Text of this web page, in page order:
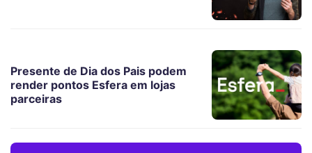
Presente de Dia dos Pais podem
render pontos Esfera em lojas
parceiras